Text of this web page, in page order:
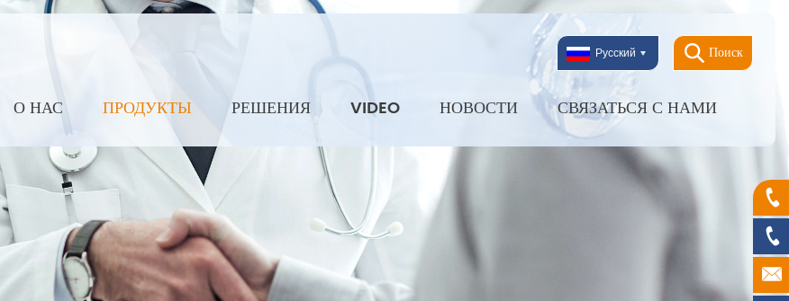
Поиск
Русский
О НАС ПРОДУКТЫ РЕШЕНИЯ VIDEO НОВОСТИ СВЯЗАТЬСЯ С НАМИ